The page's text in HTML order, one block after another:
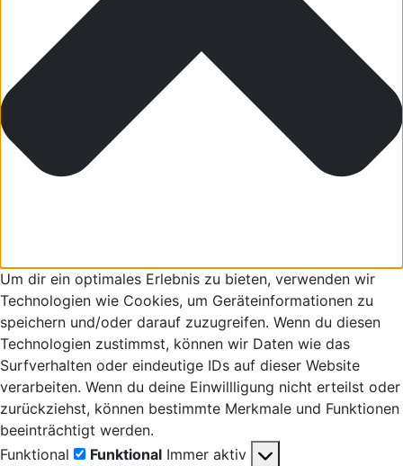
Um dir ein optimales Erlebnis zu bieten, verwenden wir
Technologien wie Cookies, um Geräteinformationen zu
speichern und/oder darauf zuzugreifen. Wenn du diesen
Technologien zustimmst, können wir Daten wie das
Surfverhalten oder eindeutige IDs auf dieser Website
verarbeiten. Wenn du deine Einwillligung nicht erteilst oder
zurückziehst, können bestimmte Merkmale und Funktionen
beeinträchtigt werden.
Funktional
Funktional Immer aktiv